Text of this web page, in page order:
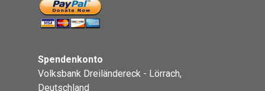
Spendenkonto
Volksbank Dreiländereck - Lörrach,
Deutschland